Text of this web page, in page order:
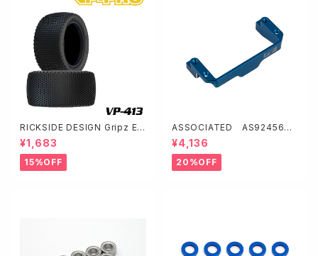
RICKSIDE DESIGN Gripz Ev
o M3 グリップズエボ2/4WD リ
ア (インナーレス仕様) VP-413
-M3
¥1,683
15%OFF
ASSOCIATED AS92456
FT アルミ製ワンピースサーボマ
ウント・ブルー【B7】
¥4,136
20%OFF